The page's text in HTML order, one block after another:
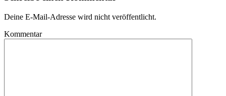
Deine E-Mail-Adresse wird nicht veröffentlicht.
Kommentar